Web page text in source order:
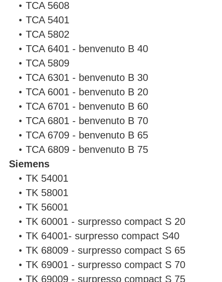
TCA 5608
TCA 5401
TCA 5802
TCA 6401 - benvenuto B 40
TCA 5809
TCA 6301 - benvenuto B 30
TCA 6001 - benvenuto B 20
TCA 6701 - benvenuto B 60
TCA 6801 - benvenuto B 70
TCA 6709 - benvenuto B 65
TCA 6809 - benvenuto B 75
Siemens
TK 54001
TK 58001
TK 56001
TK 60001 - surpresso compact S 20
TK 64001- surpresso compact S40
TK 68009 - surpresso compact S 65
TK 69001 - surpresso compact S 70
TK 69009 - surpresso compact S 75